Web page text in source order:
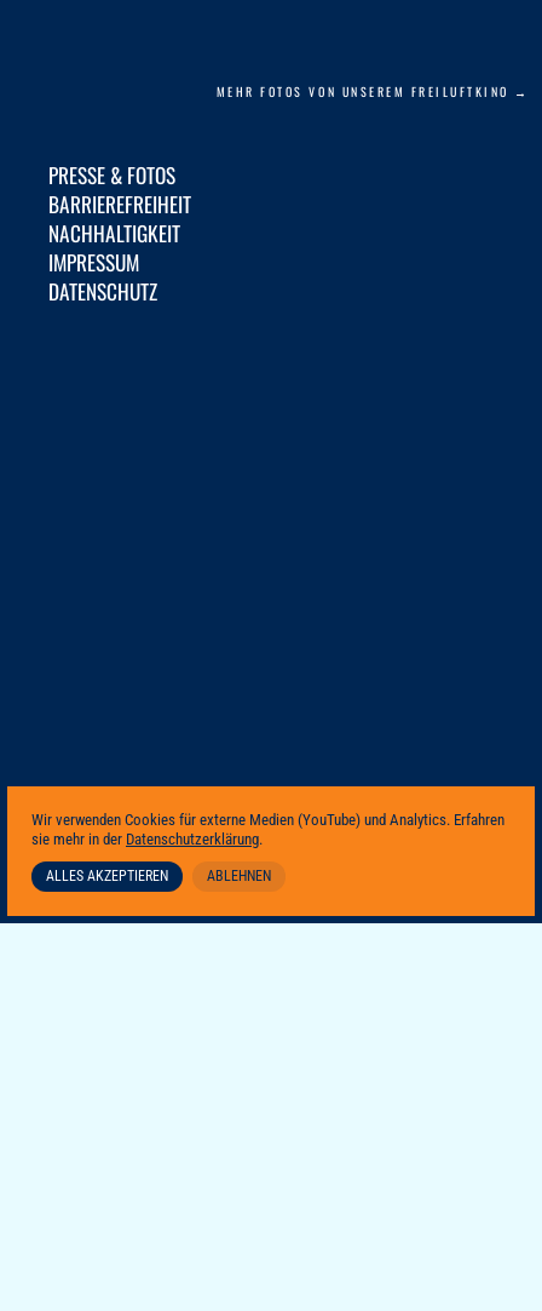
MEHR FOTOS VON UNSEREM FREILUFTKINO →
PRESSE & FOTOS
BARRIEREFREIHEIT
NACHHALTIGKEIT
IMPRESSUM
DATENSCHUTZ
Wir verwenden Cookies für externe Medien (YouTube) und Analytics. Erfahren
sie mehr in der Datenschutzerklärung.
ALLES AKZEPTIEREN ABLEHNEN